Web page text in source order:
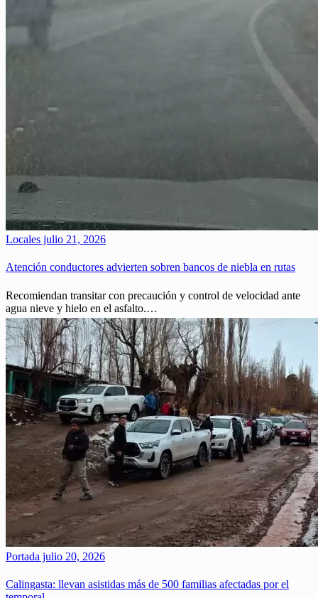
Locales julio 21, 2026
Atención conductores advierten sobren bancos de niebla en rutas
Recomiendan transitar con precaución y control de velocidad ante
agua nieve y hielo en el asfalto.…
Portada julio 20, 2026
Calingasta: llevan asistidas más de 500 familias afectadas por el